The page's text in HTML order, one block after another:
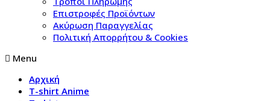
Επιστροφές Προϊόντων
Ακύρωση Παραγγελίας
Πολιτική Απορρήτου & Cookies
Menu
Αρχική
T-shirt Anime